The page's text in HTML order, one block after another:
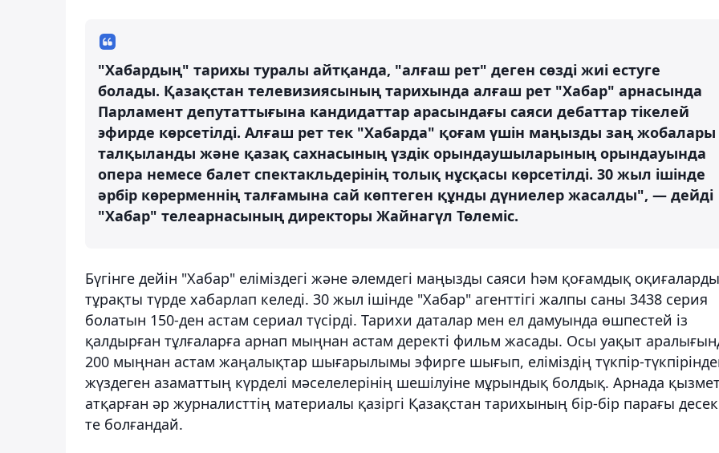
"Хабардың" тарихы туралы айтқанда, "алғаш рет" деген сөзді жиі естуге
болады. Қазақстан телевизиясының тарихында алғаш рет "Хабар" арнасында
Парламент депутаттығына кандидаттар арасындағы саяси дебаттар тікелей
эфирде көрсетілді. Алғаш рет тек "Хабарда" қоғам үшін маңызды заң жобалары
талқыланды және қазақ сахнасының үздік орындаушыларының орындауында
опера немесе балет спектакльдерінің толық нұсқасы көрсетілді. 30 жыл ішінде
әрбір көрерменнің талғамына сай көптеген құнды дүниелер жасалды", — дейді
"Хабар" телеарнасының директоры Жайнагүл Төлеміс.
Бүгінге дейін "Хабар" еліміздегі және әлемдегі маңызды саяси һәм қоғамдық оқиғаларды
тұрақты түрде хабарлап келеді. 30 жыл ішінде "Хабар" агенттігі жалпы саны 3438 серия
болатын 150-ден астам сериал түсірді. Тарихи даталар мен ел дамуында өшпестей із
қалдырған тұлғаларға арнап мыңнан астам деректі фильм жасады. Осы уақыт
200 мыңнан астам жаңалықтар шығарылымы эфирге шығып, еліміздің түкпір-
жүздеген азаматтың күрделі мәселелерінің шешілуіне мұрындық болдық. Арнада
атқарған әр журналисттің материалы қазіргі Қазақстан тарихының бір-бір парағы десек
те болғандай.